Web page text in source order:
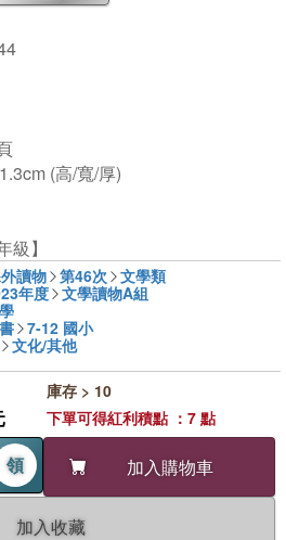
(高/寬/厚)
級】
領 加入購物車
加入收藏
庫存 > 10
下單可得紅利積點 ：7 點
讀物 第46次
文學類
年度 文學讀物A組
7-12 國小
文化/其他